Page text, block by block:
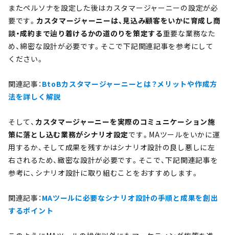
またペルソナを設定した後はカスタマージャーニーの設定が必
要です。 カスタマージャーニーは、見込み顧客をいかに育成し商
談・成約まで辿り着けるかの道のりを策定する重要な業務なた
め、綿密な設計が必要です。そこで下記関連記事を参考にして
ください。
関連記事：BtoBカスタマージャーニーとは？メリットや作成方
法を詳しく解説
そして、 カスタマージャーニーを実際のコミュニケーション施
策に落とし込む業務がシナリオ設定です。MAツールをいかに運
用するか、そして成果を残すかはシナリオ設計の良し悪しに左
右されるため、緻密な設計が必要です。そこで、下記関連記事を
参考に、シナリオ設計に取り組むことをおすすめします。
関連記事：MAツールに必要なシナリオ設計の手順と成果を創出
するポイント